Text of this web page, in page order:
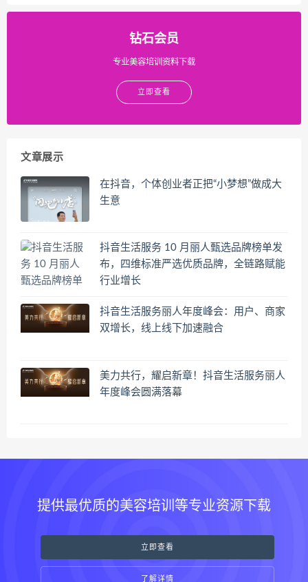
钻石会员
专业美容培训资料下载
立即查看
文章展示
在抖音，个体创业者正把“小梦想”做成大
生意
抖音生活服务 10 月丽人甄选品牌榜单发
布，四维标准严选优质品牌，全链路赋能
行业增长
抖音生活服务丽人年度峰会：用户、商家
双增长，线上线下加速融合
美力共行，耀启新章！抖音生活服务丽人
年度峰会圆满落幕
提供最优质的美容培训等专业资源下载
立即查看
了解详情